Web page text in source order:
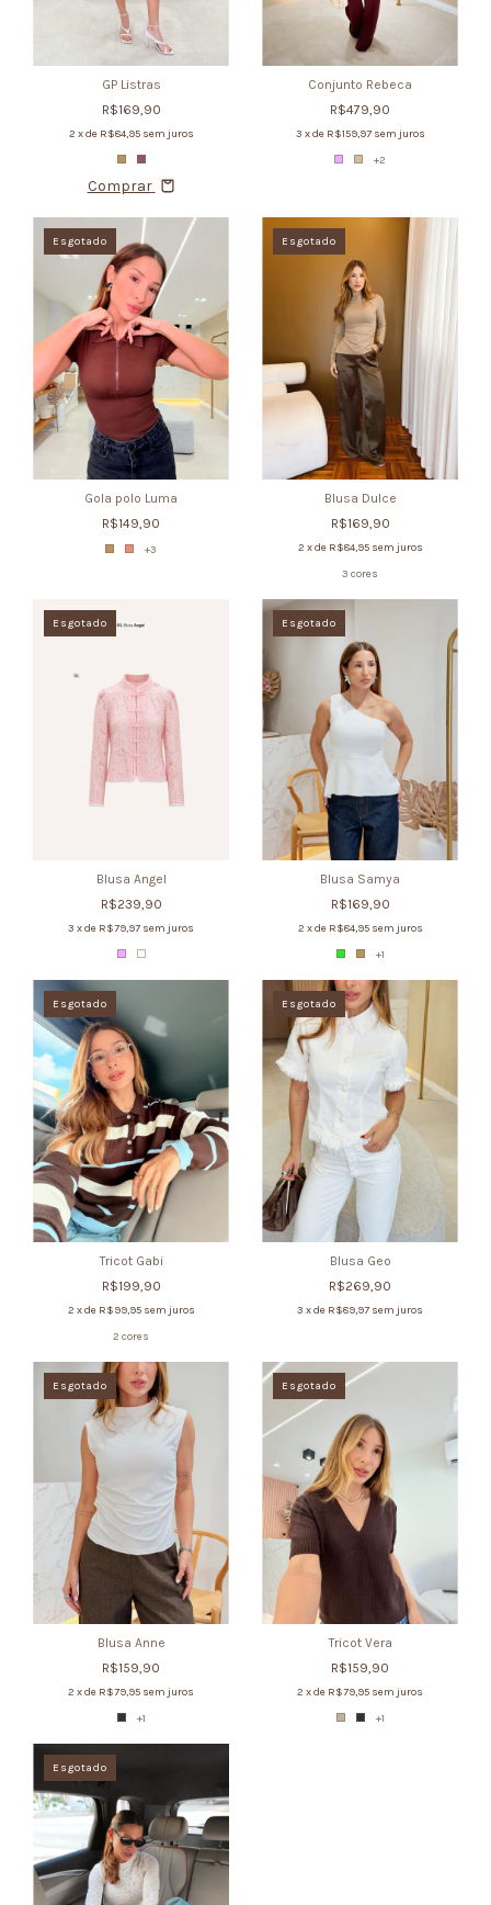
GP Listras
R$169,90
2 x de R$84,95 sem juros
Comprar
Conjunto Rebeca
R$479,90
3 x de R$159,97 sem juros
+2
Esgotado
Gola polo Luma
R$149,90
+3
Esgotado
Blusa Dulce
R$169,90
2 x de R$84,95 sem juros
3 cores
Esgotado
Blusa Angel
R$239,90
3 x de R$79,97 sem juros
Esgotado
Blusa Samya
R$169,90
2 x de R$84,95 sem juros
+1
Esgotado
Tricot Gabi
R$199,90
2 x de R$99,95 sem juros
2 cores
Esgotado
Blusa Geo
R$269,90
3 x de R$89,97 sem juros
Esgotado
Blusa Anne
R$159,90
2 x de R$79,95 sem juros
+1
Esgotado
Tricot Vera
R$159,90
2 x de R$79,95 sem juros
+1
Esgotado